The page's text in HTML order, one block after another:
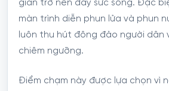
gian trở nên đầy sức sống. Đặc
màn trình diễn phun lửa và phun
luôn thu hút đông đảo người dân
chiêm ngưỡng.
Điểm chạm này được lựa chọn vì